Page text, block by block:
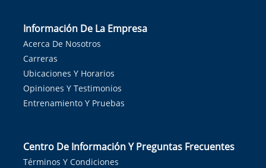
Información De La Empresa
Acerca De Nosotros
Carreras
Ubicaciones Y Horarios
Opiniones Y Testimonios
Entrenamiento Y Pruebas
Centro De Información Y Preguntas Frecuentes
Términos Y Condiciones